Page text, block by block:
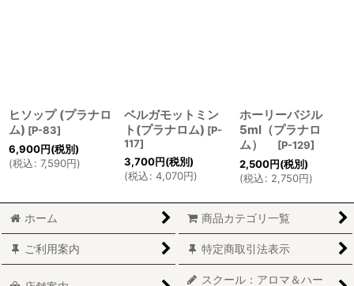
ヒソップ (プラナロ
ム) [P-83]
6,900円(税別)
(税込: 7,590円)
ベルガモットミン
ト(プラナロム) [P-
117]
3,700円(税別)
(税込: 4,070円)
ホーリーバジル
5ml（プラナロ
ム）
[P-129]
2,500円(税別)
(税込: 2,750円)
ホーム 商品カテゴリ一覧
ご利用案内 特定商取引法表示
スクール：アロマ＆ハー